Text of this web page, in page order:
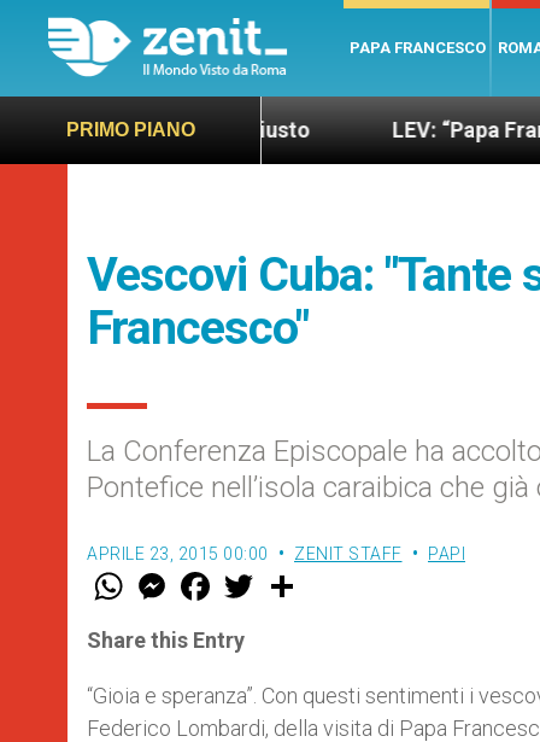
PAPA FRANCESCO
PRIMO PIANO
più sano e giusto LEV: “Papa Francesco.
Vescovi Cuba: "Tante
Francesco"
La Conferenza Episcopale ha
Pontefice nell’isola caraibica che
APRILE 23, 2015 00:00 ZENIT STAFF PAPI
W
t
s
p
p
M
e
s
e
g
e
F
a
e
b
o
k
w
r
Share this Entry
“Gioia e speranza”. Con questi sentimenti i
Federico Lombardi, della visita di Papa